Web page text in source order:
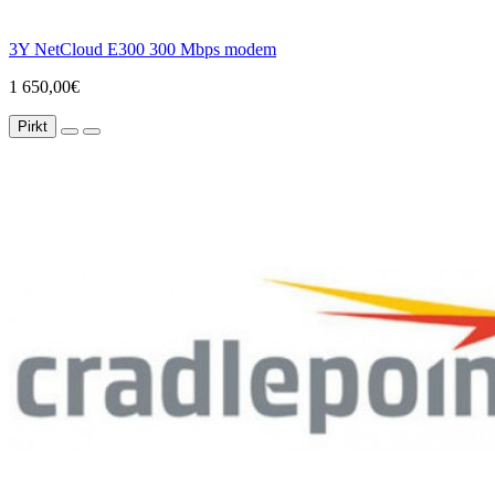
3Y NetCloud E300 300 Mbps modem
1 650,00€
Pirkt